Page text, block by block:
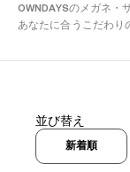
OWNDAYSのメガネ・
あなたに合うこだわり
並び替え
新着順